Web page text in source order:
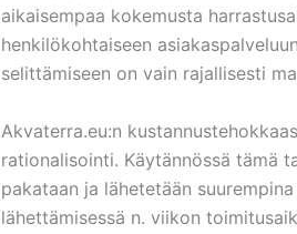
aikaisempaa kokemusta
henkilökohtaiseen
selittämiseen on vain rajallisesti
Akvaterra.eu:n
rationalisointi. Käytännössä tämä
pakataan ja lähetetään
lähettämisessä n. viikon